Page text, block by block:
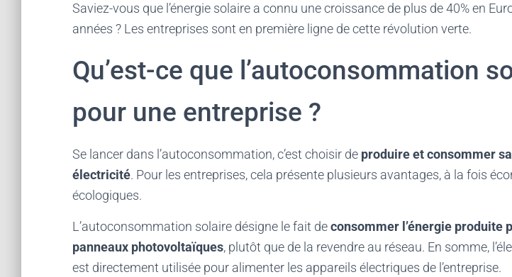
Saviez-vous que l’énergie solaire a connu une croissance de plus de 40% en
années ? Les entreprises sont en première ligne de cette révolution verte.
Qu’est-ce que l’autoconsommation
pour une entreprise ?
Se lancer dans l’autoconsommation, c’est choisir de produire et consommer
électricité. Pour les entreprises, cela présente plusieurs avantages, à la fois
écologiques.
L’autoconsommation solaire désigne le fait deconsommer l’énergie produite
panneaux photovoltaïques, plutôt que de la revendre au réseau. En somme,
est directement utilisée pour alimenter les appareils électriques de l’entreprise.